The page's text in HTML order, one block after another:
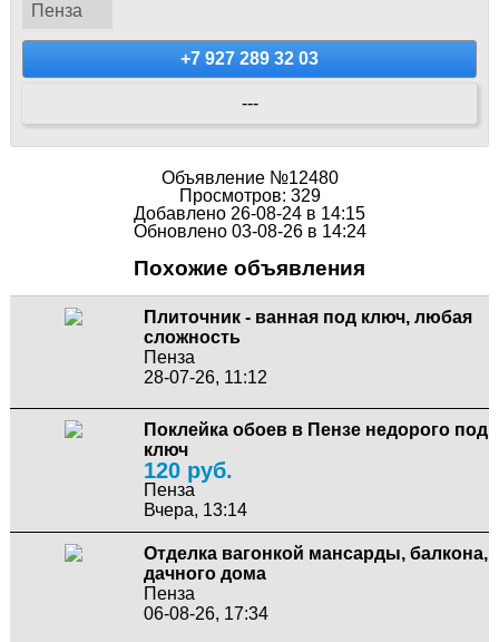
Пенза
+7 927 289 32 03
---
Объявление №12480
Просмотров: 329
Добавлено 26-08-24 в 14:15
Обновлено 03-08-26 в 14:24
Похожие объявления
Плиточник - ванная под ключ, любая
сложность
Пенза
28-07-26, 11:12
Поклейка обоев в Пензе недорого под
ключ
120 руб.
Пенза
Вчера, 13:14
Отделка вагонкой мансарды, балкона,
дачного дома
Пенза
06-08-26, 17:34